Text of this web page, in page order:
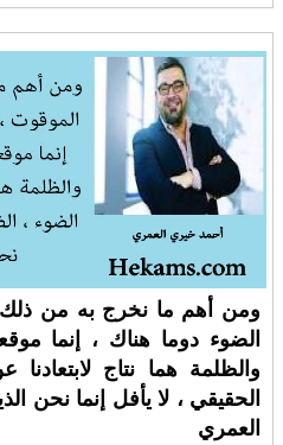
ومن أهم ما نخرج به من
الضوء دوما هناك ، إنما
والظلمة هما نتاج
الحقيقي ، لا يأفل إنما نحن
العمري